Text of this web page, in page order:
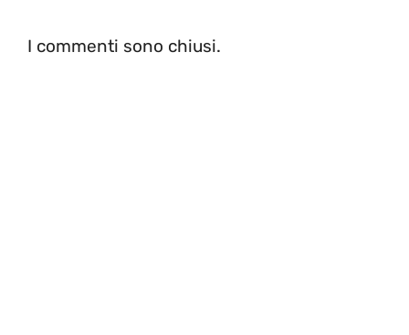
I commenti sono chiusi.